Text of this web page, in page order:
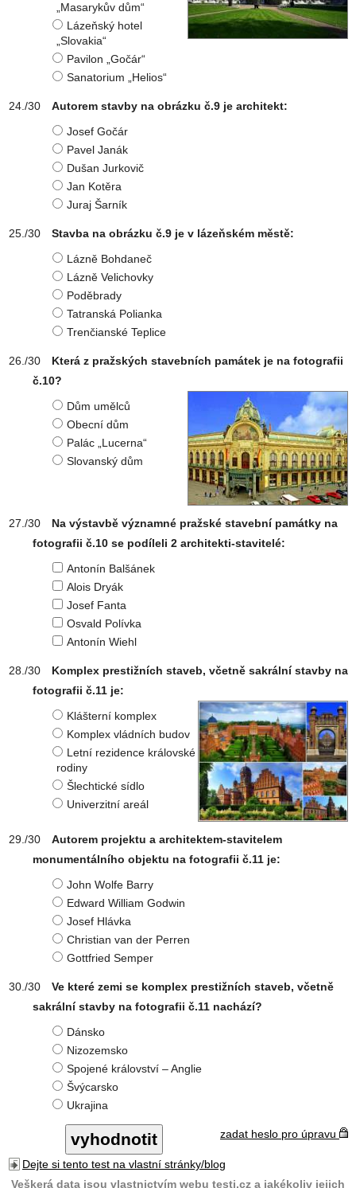
„Masarykův dům“
Lázeňský hotel
„Slovakia“
Pavilon „Gočár“
Sanatorium „Helios“
Autorem stavby na obrázku č.9 je architekt:
Josef Gočár
Pavel Janák
Dušan Jurkovič
Jan Kotěra
Juraj Šarník
Stavba na obrázku č.9 je v lázeňském městě:
Lázně Bohdaneč
Lázně Velichovky
Poděbrady
Tatranská Polianka
Trenčianské Teplice
Která z pražských stavebních památek je na fotografii
č.10?
Dům umělců
Obecní dům
Palác „Lucerna“
Slovanský dům
Na výstavbě významné pražské stavební památky na
fotografii č.10 se podíleli 2 architekti-stavitelé:
Antonín Balšánek
Alois Dryák
Josef Fanta
Osvald Polívka
Antonín Wiehl
Komplex prestižních staveb, včetně sakrální stavby na
fotografii č.11 je:
Klášterní komplex
Komplex vládních budov
Letní rezidence královské
rodiny
Šlechtické sídlo
Univerzitní areál
Autorem projektu a architektem-stavitelem
monumentálního objektu na fotografii č.11 je:
John Wolfe Barry
Edward William Godwin
Josef Hlávka
Christian van der Perren
Gottfried Semper
Ve které zemi se komplex prestižních staveb, včetně
sakrální stavby na fotografii č.11 nachází?
Dánsko
Nizozemsko
Spojené království – Anglie
Švýcarsko
Ukrajina
zadat heslo pro úpravu
Dejte si tento test na vlastní stránky/blog
Veškerá data jsou vlastnictvím webu testi.cz a jakékoliv jejich